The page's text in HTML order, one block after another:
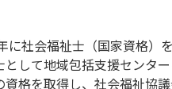
社会福祉士（国家資格）
して地域包括支援センタ
格を取得し、社会福祉協